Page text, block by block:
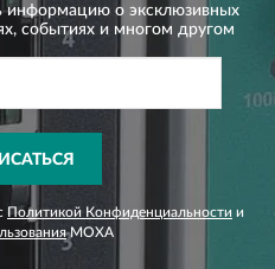
информацию о эксклюзивных
событиях и многом другом
Политикой Конфиденциальности и
MOXA